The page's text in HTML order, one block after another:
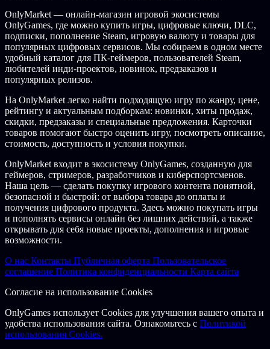
OnlyMarket — онлайн-магазин игровой экосистемы
OnlyGames, где можно купить игры, цифровые ключи, DLC,
подписки, пополнение Steam, игровую валюту и товары для
популярных цифровых сервисов. Мы собираем в одном месте
удобный каталог для ПК-геймеров, пользователей Steam,
любителей инди-проектов, новинок, предзаказов и
популярных релизов.
На OnlyMarket легко найти подходящую игру по жанру, цене,
рейтингу и актуальным подборкам: новинки, хиты продаж,
скидки, предзаказы и специальные предложения. Карточки
товаров помогают быстро оценить игру, посмотреть описание,
стоимость, доступность и условия покупки.
OnlyMarket входит в экосистему OnlyGames, созданную для
геймеров, стримеров, разработчиков и киберспортсменов.
Наша цель — сделать покупку игрового контента понятной,
безопасной и быстрой: от выбора товара до оплаты и
получения цифрового продукта. Здесь можно покупать игры
и пополнять сервисы онлайн без лишних действий, а также
открывать для себя новые проекты, дополнения и игровые
возможности.
О нас Контакты Публичная оферта Пользовательское
соглашение Политика конфиденциальности Карта сайта
Согласие на использование Cookies
OnlyGames использует Cookies для улучшения вашего опыта и
удобства использования сайта. Ознакомьтесь с Политикой
использования Cookies.